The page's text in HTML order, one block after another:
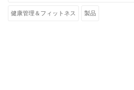
健康管理＆フィットネス 製品